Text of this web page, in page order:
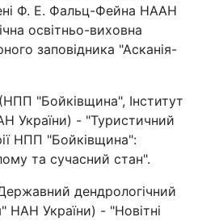
Ф. Е. Фальц-Фейна НААН
освітньо-виховна
заповідника "Асканія-
"Бойківщина", Інститут
України) - "Туристичний
НПП "Бойківщина":
та сучасний стан".
дендрологічний
НАН України) - "Новітні